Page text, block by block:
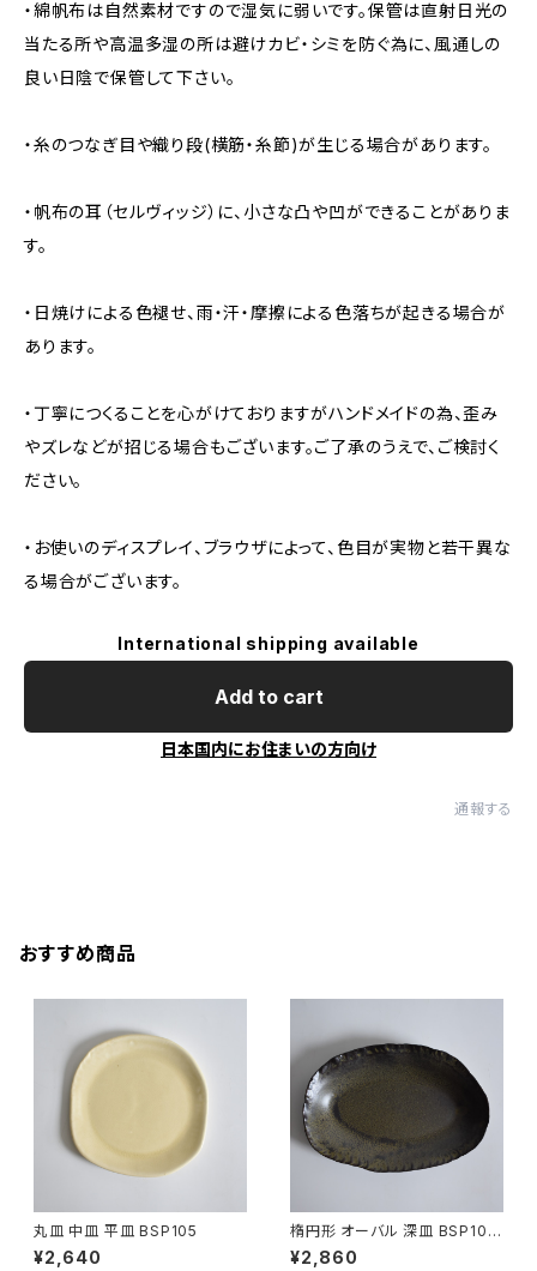
・綿帆布は自然素材ですので湿気に弱いです。保管は直射日光の
当たる所や高温多湿の所は避けカビ・シミを防ぐ為に、風通しの
良い日陰で保管して下さい。
・糸のつなぎ目や織り段(横筋・糸節)が生じる場合があります。
・帆布の耳（セルヴィッジ）に、小さな凸や凹ができることがありま
す。
・日焼けによる色褪せ、雨・汗・摩擦による色落ちが起きる場合が
あります。
・丁寧につくることを心がけておりますがハンドメイドの為、歪み
やズレなどが招じる場合もございます。ご了承のうえで、ご検討く
ださい。
・お使いのディスプレイ、ブラウザによって、色目が実物と若干異な
る場合がございます。
International shipping available
Add to cart
日本国内にお住まいの方向け
通報する
おすすめ商品
丸皿 中皿 平皿 BSP105
¥2,640
楕円形 オーバル 深皿 BSP104
¥2,860